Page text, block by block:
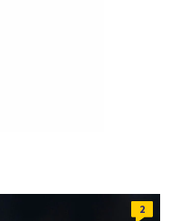
2